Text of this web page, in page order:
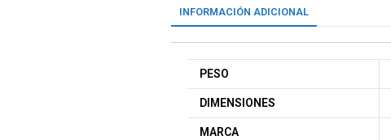
INFORMACIÓN ADICIONAL
PESO
DIMENSIONES
MARCA